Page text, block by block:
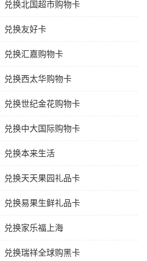
兑换北国超市购物卡
兑换友好卡
兑换汇嘉购物卡
兑换西太华购物卡
兑换世纪金花购物卡
兑换中大国际购物卡
兑换本来生活
兑换天天果园礼品卡
兑换易果生鲜礼品卡
兑换家乐福上海
兑换瑞祥全球购黑卡